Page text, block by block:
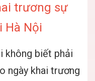
trương sự
Hà Nội
không biết phải
ngày khai trương